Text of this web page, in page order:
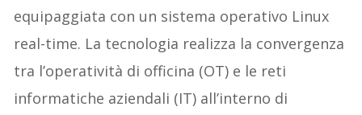
equipaggiata con un sistema operativo Linux
real-time. La tecnologia realizza la convergenza
tra l’operatività di officina (OT) e le reti
informatiche aziendali (IT) all’interno di